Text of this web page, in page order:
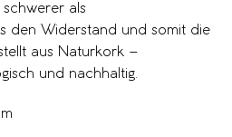
schwerer als
den Widerstand und somit die
aus Naturkork –
und nachhaltig.